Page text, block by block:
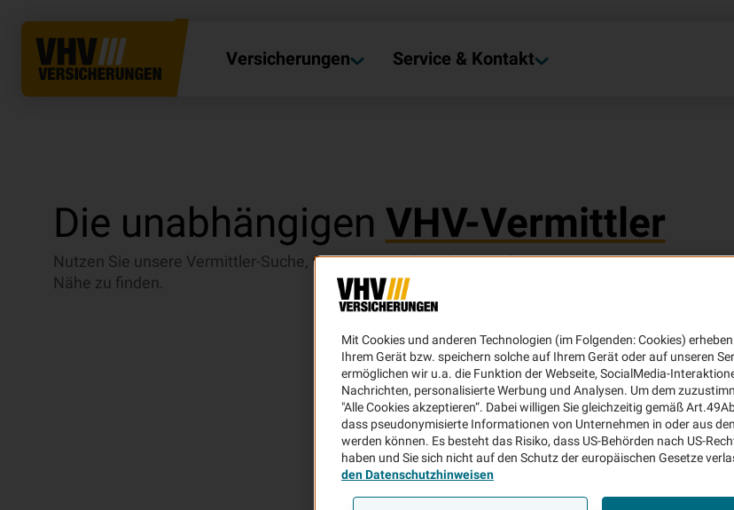
Versicherungen Service & Kontakt
Die unabhängigen VHV-Vermittler
Nutzen Sie unsere Vermittler-Suche, um einen Makler oder Mehrfachvertreter in Ihrer
Nähe zu finden.
Mit Cookies und anderen Technologien (im Folgenden: Cookies)
Ihrem Gerät bzw. speichern solche auf Ihrem Gerät oder auf unseren
ermöglichen wir u.a. die Funktion der Webseite, SocialMedia-
Nachrichten, personalisierte Werbung und Analysen. Um dem
"Alle Cookies akzeptieren“. Dabei willigen Sie gleichzeitig gemäß
dass pseudonymisierte Informationen von Unternehmen in oder aus
werden können. Es besteht das Risiko, dass US-Behörden nach US-
haben und Sie sich nicht auf den Schutz der europäischen Gesetze
den Datenschutzhinweisen